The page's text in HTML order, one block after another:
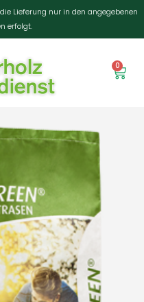
Lieferung nur in den angegebenen
erfolgt.
0